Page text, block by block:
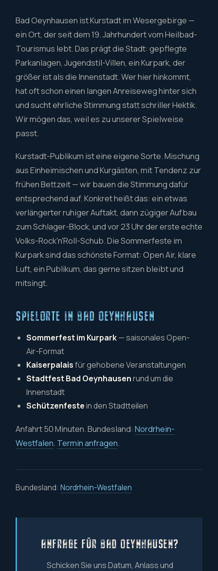
Bad Oeynhausen ist Kurstadt im Wesergebirge —
ein Ort, der seit dem 19. Jahrhundert vom Heilbad-
Tourismus lebt. Das prägt die Stadt: gepflegte
Parkanlagen, Jugendstil-Villen, ein Kurpark, der
größer ist als die Innenstadt. Wer hier hinkommt,
hat oft schon einen langen Anreiseweg hinter sich
und sucht ehrliche Stimmung statt schriller Hektik.
Wir mögen das, weil es zu unserer Spielweise
passt.
Kurstadt-Publikum ist eine eigene Sorte. Mischung
aus Einheimischen und Kurgästen, mit Tendenz zur
frühen Bettzeit — wir bauen die Stimmung dafür
entsprechend auf. Konkret heißt das: ein etwas
verlängerter ruhiger Auftakt, dann zügiger Aufbau
zum Schlager-Block, und vor 23 Uhr der erste echte
Volks-Rock'n'Roll-Schub. Die Sommerfeste im
Kurpark sind das schönste Format: Open Air, klare
Luft, ein Publikum, das gerne sitzen bleibt und
mitsingt.
SPIELORTE IN BAD OEYNHAUSEN
Sommerfest im Kurpark— saisonales Open-
Air-Format
Kaiserpalaisfür gehobene Veranstaltungen
Stadtfest Bad Oeynhausenrund um die
Innenstadt
Schützenfestein den Stadtteilen
Anfahrt 50 Minuten. Bundesland: Nordrhein-
Westfalen. Termin anfragen.
Bundesland: Nordrhein-Westfalen
ANFRAGE FÜR BAD OEYNHAUSEN?
Schicken Sie uns Datum, Anlass und